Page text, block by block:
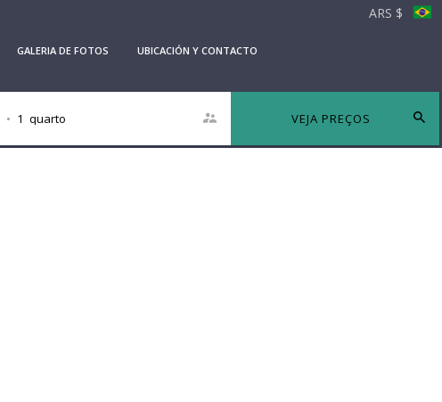
ARS $
GALERIA DE FOTOS UBICACIÓN Y CONTACTO
• 1 quarto VEJA PREÇOS